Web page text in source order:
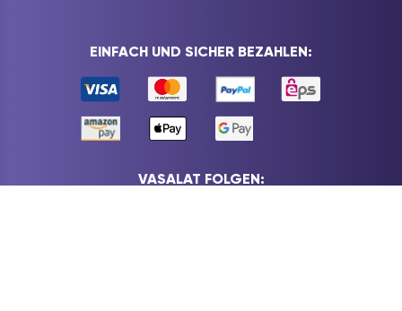
EINFACH UND SICHER BEZAHLEN:
VASALAT FOLGEN: